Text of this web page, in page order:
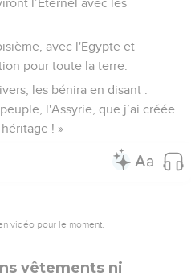
douleurs d'une femme en
m'empêchent d'écouter, le
s'empare de moi. La nuit
pour moi une source
des coussins, on mange, on
le bouclier !
deux chevaux, des cavaliers